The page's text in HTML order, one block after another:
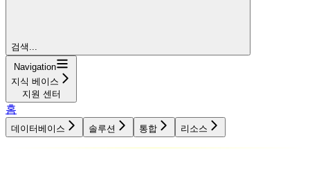
검색...
Navigation
지식 베이스
지원 센터
홈
데이터베이스 솔루션 통합 리소스